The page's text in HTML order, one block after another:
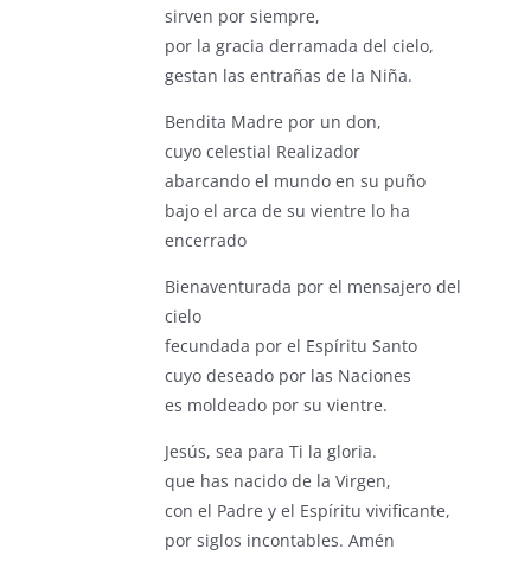
sirven por siempre,
por la gracia derramada del cielo,
gestan las entrañas de la Niña.
Bendita Madre por un don,
cuyo celestial Realizador
abarcando el mundo en su puño
bajo el arca de su vientre lo ha
encerrado
Bienaventurada por el mensajero del
cielo
fecundada por el Espíritu Santo
cuyo deseado por las Naciones
es moldeado por su vientre.
Jesús, sea para Ti la gloria.
que has nacido de la Virgen,
con el Padre y el Espíritu vivificante,
por siglos incontables. Amén